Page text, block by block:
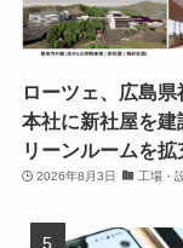
ローツェ、広島
本社に新社屋を建
リーンルームを拡
2026年8月3日 工場・